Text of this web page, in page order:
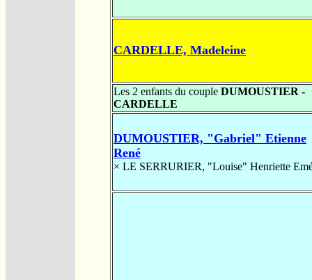
CARDELLE, Madeleine
Les 2 enfants du couple DUMOUSTIER -
CARDELLE
DUMOUSTIER, "Gabriel" Etienne
René
× LE SERRURIER, "Louise" Henriette